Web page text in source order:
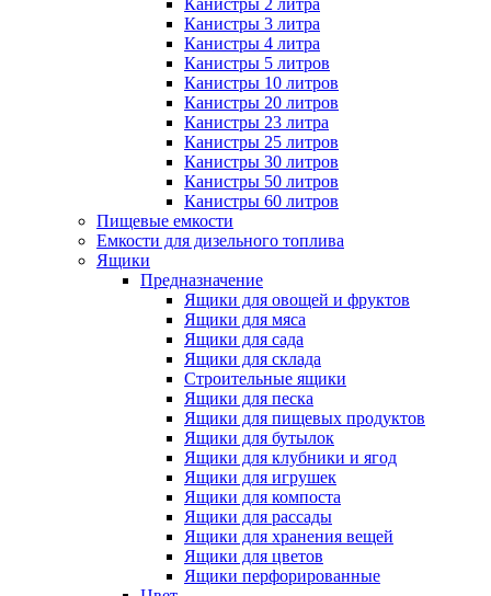
Канистры 3 литра
Канистры 4 литра
Канистры 5 литров
Канистры 10 литров
Канистры 20 литров
Канистры 23 литра
Канистры 25 литров
Канистры 30 литров
Канистры 50 литров
Канистры 60 литров
Пищевые емкости
Емкости для дизельного топлива
Ящики
Предназначение
Ящики для овощей и фруктов
Ящики для мяса
Ящики для сада
Ящики для склада
Строительные ящики
Ящики для песка
Ящики для пищевых продуктов
Ящики для бутылок
Ящики для клубники и ягод
Ящики для игрушек
Ящики для компоста
Ящики для рассады
Ящики для хранения вещей
Ящики для цветов
Ящики перфорированные